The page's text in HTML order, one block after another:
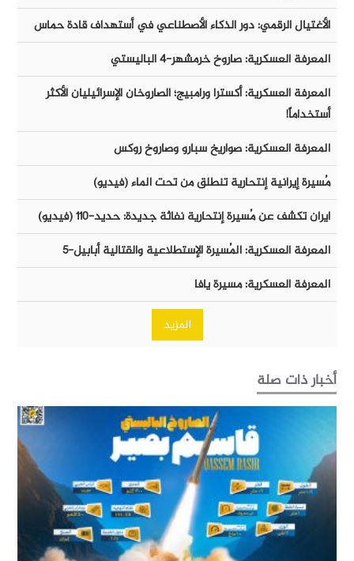
الأغتيال الرقمي: دور الذكاء الأصطناعي في أستهداف قادة حماس
المعرفة العسكرية: صاروخ خرمشهر-٤ الباليستي
المعرفة العسكرية: أكسترا ورامبيج؛ الصاروخان الإسرائيليان الأكثر
أستخداماً!
المعرفة العسكرية: صواريخ سبارو وصاروخ روكس
مُسيرة إيرانية إنتحارية تنطلق من تحت الماء (فيديو)
ايران تكشف عن مُسيرة إنتحارية نفاثة جديدة: حديد-١١٠ (فيديو)
المعرفة العسكرية: المُسيرة الإستطلاعية والقتالية أبابيل-٥
المعرفة العسكرية: مسيرة يافا
المزيد
أخبار ذات صلة